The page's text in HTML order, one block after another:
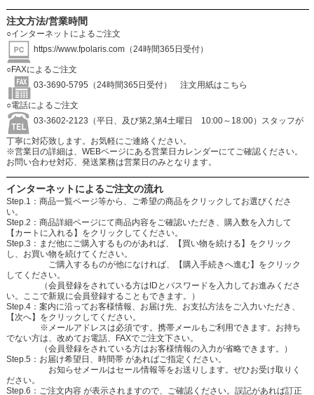
注文方法/営業時間
○インターネットによるご注文
https://www.fpolaris.com（24時間365日受付）
○FAXによるご注文
03-3690-5795（24時間365日受付）
注文用紙はこちら
○電話によるご注文
03-3602-2123（平日、及び第2,第4土曜日 10:00～18:00）スタッフが
丁寧に対応致します。お気軽にご連絡ください。
※営業日の詳細は、WEBページにある営業日カレンダーにてご確認ください。
お問い合わせ対応、発送業務は営業日のみとなります。
インターネットによるご注文の流れ
Step.1：商品一覧ページ等から、ご希望の商品をクリックしてお選びくださ
い。
Step.2：商品詳細ページにて商品内容をご確認いただき、購入数を入力して
【カートに入れる】をクリックしてください。
Step.3：まだ他にご購入するものがあれば、【買い物を続ける】をクリック
し、お買い物を続けてください。
ご購入するものが他になければ、【購入手続きへ進む】をクリック
してください。
（会員登録をされている方はIDとパスワードを入力してお進みくださ
い。ここで新規に会員登録することもできます。）
Step.4：案内に沿ってお客様情報、お届け先、お支払方法をご入力いただき、
【次へ】をクリックしてください。
※メールアドレスは必須です。携帯メールもご利用できます。お持ち
でない方は、改めてお電話、FAXでご注文下さい。
（会員登録をされている方はお客様情報の入力が省略できます。）
Step.5：お届け希望日、時間帯 があればご指定ください。
お知らせメールはセール情報等をお送りします。ぜひお受け取りく
ださい。
Step.6：ご注文内容 が表示されますので、ご確認ください。誤記があれば訂正